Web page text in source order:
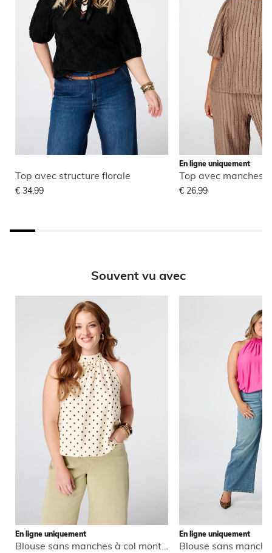
Top avec structure florale
€ 34,99
En ligne uniquement
Top avec manches
€ 26,99
Souvent vu avec
En ligne uniquement
Blouse sans manches à col montant
En ligne uniquement